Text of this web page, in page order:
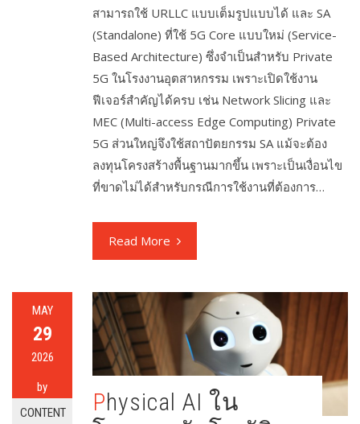
สามารถใช้ URLLC แบบเต็มรูปแบบได้ และ SA
(Standalone) ที่ใช้ 5G Core แบบใหม่ (Service-
Based Architecture) ซึ่งจำเป็นสำหรับ Private
5G ในโรงงานอุตสาหกรรม เพราะเปิดใช้งาน
ฟีเจอร์สำคัญได้ครบ เช่น Network Slicing และ
MEC (Multi-access Edge Computing) Private
5G ส่วนใหญ่จึงใช้สถาปัตยกรรม SA แม้จะต้อง
ลงทุนโครงสร้างพื้นฐานมากขึ้น เพราะเป็นเงื่อนไข
ที่ขาดไม่ได้สำหรับกรณีการใช้งานที่ต้องการ…
Read More
MAY
29
2026
by
CONTENT
Physical AI ใน